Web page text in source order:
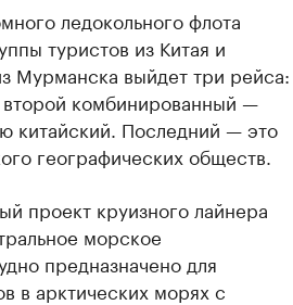
ледокольного флота
туристов из Китая и
Мурманска выйдет три рейса:
комбинированный —
китайский. Последний — это
географических обществ.
проект круизного лайнера
морское
предназначено для
в арктических морях с